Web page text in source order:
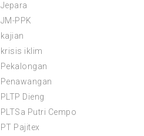
Jepara
JM-PPK
kajian
krisis iklim
Pekalongan
Penawangan
PLTP Dieng
PLTSa Putri Cempo
PT Pajitex